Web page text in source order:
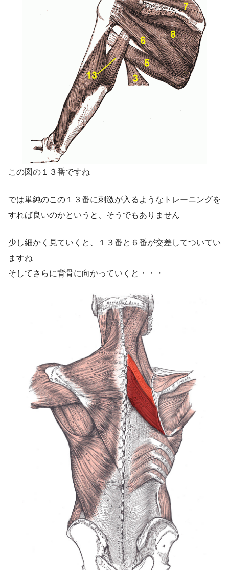
この図の１３番ですね
では単純のこの１３番に刺激が入るようなトレーニングを
すれば良いのかというと、そうでもありません
少し細かく見ていくと、１３番と６番が交差してついてい
ますね
そしてさらに背骨に向かっていくと・・・